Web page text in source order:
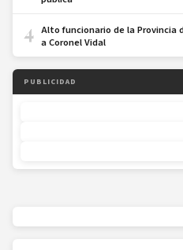
4 Alto funcionario de la Provincia
a Coronel Vidal
PUBLICIDAD